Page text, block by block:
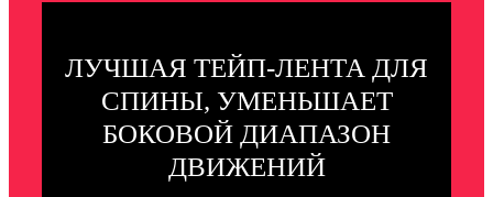
ЛУЧШАЯ ТЕЙП-ЛЕНТА ДЛЯ
СПИНЫ, УМЕНЬШАЕТ
БОКОВОЙ ДИАПАЗОН
ДВИЖЕНИЙ